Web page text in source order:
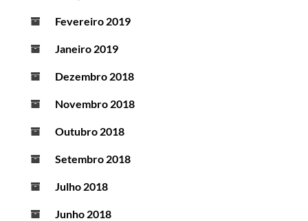
Fevereiro 2019
Janeiro 2019
Dezembro 2018
Novembro 2018
Outubro 2018
Setembro 2018
Julho 2018
Junho 2018